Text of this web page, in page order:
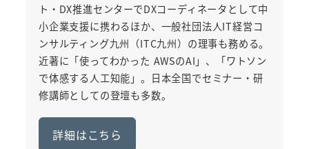
ト・DX推進センターでDXコーディネータとして中
小企業支援に携わるほか、一般社団法人IT経営コ
ンサルティング九州（ITC九州）の理事も務める。
近著に「使ってわかった AWSのAI」、「ワトソン
で体感する人工知能」。日本全国でセミナー・研
修講師としての登壇も多数。
詳細はこちら